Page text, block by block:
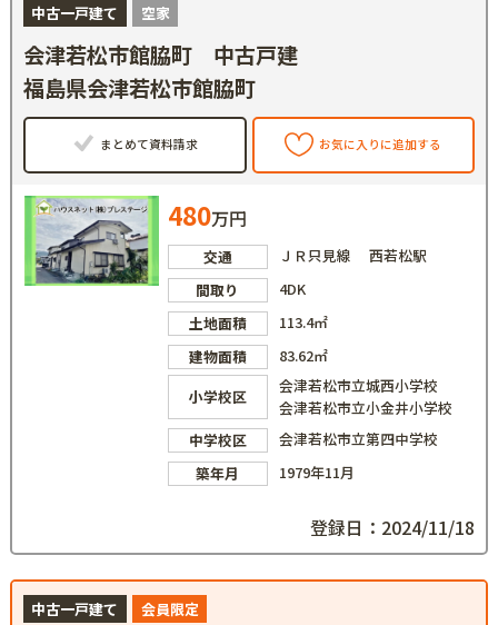
中古一戸建て 空家
会津若松市館脇町 中古戸建
福島県会津若松市館脇町
まとめて資料請求 お気に入りに追加する
480万円
交通
ＪＲ只見線 西若松駅
間取り
4DK
土地面積
113.4㎡
建物面積
83.62㎡
小学校区
会津若松市立城西小学校
会津若松市立小金井小学校
中学校区
会津若松市立第四中学校
築年月
1979年11月
登録日：2024/11/18
中古一戸建て 会員限定